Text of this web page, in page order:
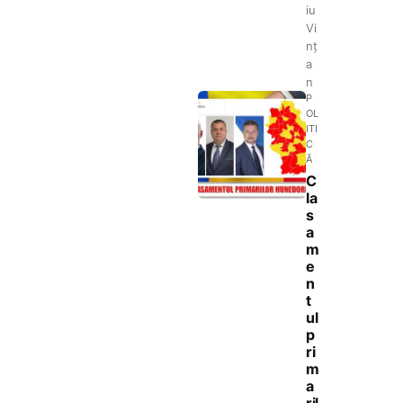
iu
Vi
nț
a
n
P
OL
ITI
C
Ă
C
la
s
a
m
e
n
t
ul
p
ri
m
a